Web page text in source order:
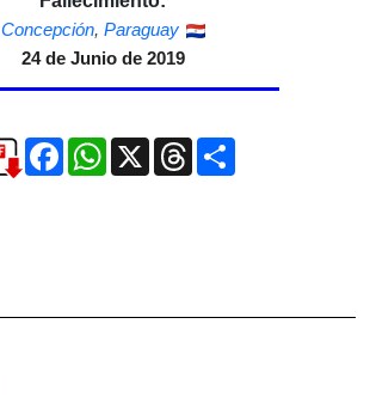
Concepción, Paraguay
24 de Junio de 2019
FacebookWhatsApp
X ThreadsCompartir